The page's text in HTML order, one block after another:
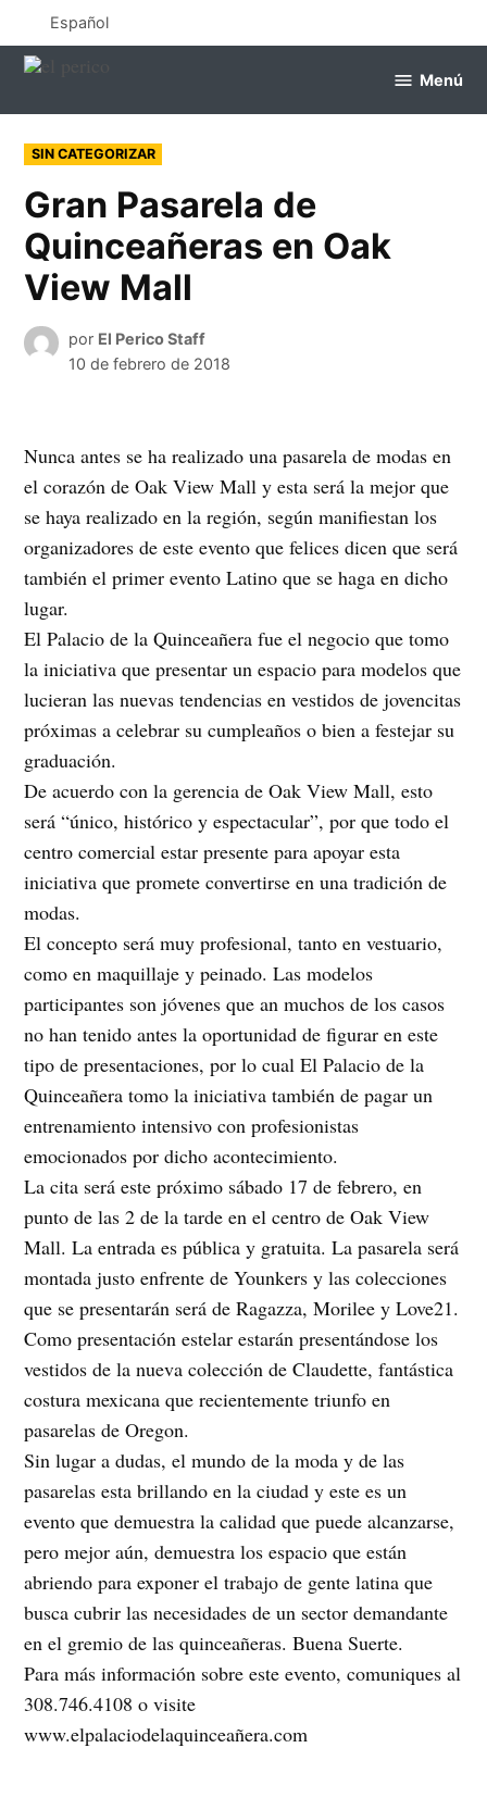
al
contenido
Español
perico
Menú
PUBLICADO
EN
SIN CATEGORIZAR
Gran Pasarela de
Quinceañeras en Oak
View Mall
por El Perico Staff
10 de febrero de 2018
Nunca antes se ha realizado una pasarela de modas en
el corazón de Oak View Mall y esta será la mejor que
se haya realizado en la región, según manifiestan los
organizadores de este evento que felices dicen que será
también el primer evento Latino que se haga en dicho
lugar.
El Palacio de la Quinceañera fue el negocio que tomo
la iniciativa que presentar un espacio para modelos que
lucieran las nuevas tendencias en vestidos de jovencitas
próximas a celebrar su cumpleaños o bien a festejar su
graduación.
De acuerdo con la gerencia de Oak View Mall, esto
será “único, histórico y espectacular”, por que todo el
centro comercial estar presente para apoyar esta
iniciativa que promete convertirse en una tradición de
modas.
El concepto será muy profesional, tanto en vestuario,
como en maquillaje y peinado. Las modelos
participantes son jóvenes que an muchos de los casos
no han tenido antes la oportunidad de figurar en este
tipo de presentaciones, por lo cual El Palacio de la
Quinceañera tomo la iniciativa también de pagar un
entrenamiento intensivo con profesionistas
emocionados por dicho acontecimiento.
La cita será este próximo sábado 17 de febrero, en
punto de las 2 de la tarde en el centro de Oak View
Mall. La entrada es pública y gratuita. La pasarela será
montada justo enfrente de Younkers y las colecciones
que se presentarán será de Ragazza, Morilee y Love21.
Como presentación estelar estarán presentándose los
vestidos de la nueva colección de Claudette, fantástica
costura mexicana que recientemente triunfo en
pasarelas de Oregon.
Sin lugar a dudas, el mundo de la moda y de las
pasarelas esta brillando en la ciudad y este es un
evento que demuestra la calidad que puede alcanzarse,
pero mejor aún, demuestra los espacio que están
abriendo para exponer el trabajo de gente latina que
busca cubrir las necesidades de un sector demandante
en el gremio de las quinceañeras. Buena Suerte.
Para más información sobre este evento, comuniques al
308.746.4108 o visite
www.elpalaciodelaquinceañera.com